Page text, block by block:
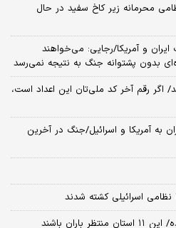
محرمانه زیر کاخ سفید در حال
و آمریکا/رجایی: می‌خواهند
بدون پشتوانه جنگ به نتیجه نمی‌رسد
اگر رقم آخر کد ملی‌تان این اعداد است،
به آمریکا و اسرائیل/جنگ در آخرین